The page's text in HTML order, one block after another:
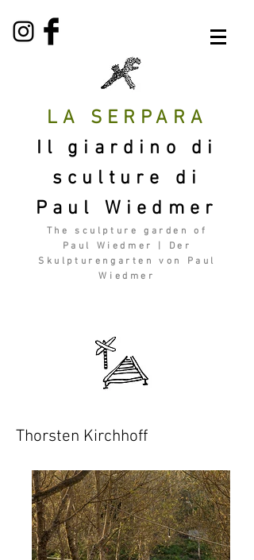
LA SERPARA
Il giardino di
sculture di
Paul Wiedmer
The sculpture garden of
Paul Wiedmer | Der
Skulpturengarten von Paul
Wiedmer
Thorsten Kirchhoff